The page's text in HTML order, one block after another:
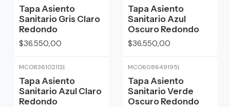
Tapa Asiento
Sanitario Gris Claro
Redondo
$36.550,00
Tapa Asiento
Sanitario Azul
Oscuro Redondo
$36.550,00
MCO836102112|
Tapa Asiento
Sanitario Azul Claro
Redondo
MCO608649195|
Tapa Asiento
Sanitario Verde
Oscuro Redondo